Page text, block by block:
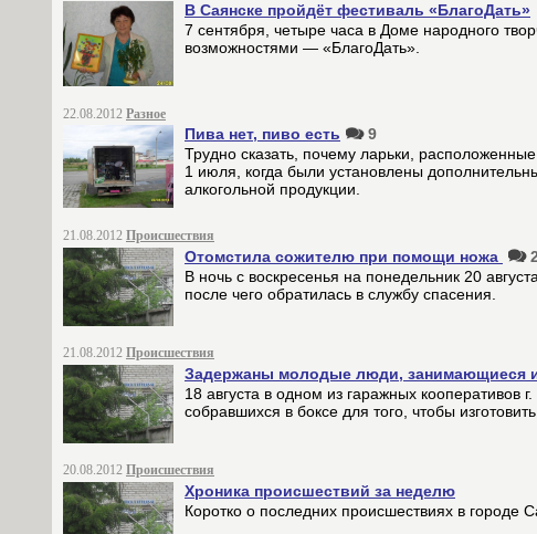
В Саянске пройдёт фестиваль «БлагоДать»
7 сентября, четыре часа в Доме народного
возможностями — «БлагоДать».
22.08.2012 Разное
Пива нет, пиво есть
9
Трудно сказать, почему ларьки,
1 июля, когда были установлены
алкогольной продукции.
21.08.2012 Происшествия
Отомстила сожителю при помощи ножа
2
В ночь с воскресенья на понедельник 20
после чего обратилась в службу спасения.
21.08.2012 Происшествия
Задержаны молодые люди, занимающиеся
18 августа в одном из гаражных кооперативов
собравшихся в боксе для того, чтобы
20.08.2012 Происшествия
Хроника происшествий за неделю
Коротко о последних происшествиях в городе